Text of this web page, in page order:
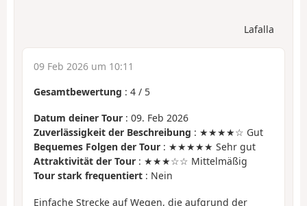
Lafalla
09 Feb 2026 um 10:11
Gesamtbewertung : 4 / 5
Datum deiner Tour : 09. Feb 2026
Zuverlässigkeit der Beschreibung : ★★★★☆ Gut
Bequemes Folgen der Tour : ★★★★★ Sehr gut
Attraktivität der Tour : ★★★☆☆ Mittelmäßig
Tour stark frequentiert : Nein
Einfache Strecke auf Wegen, die aufgrund der